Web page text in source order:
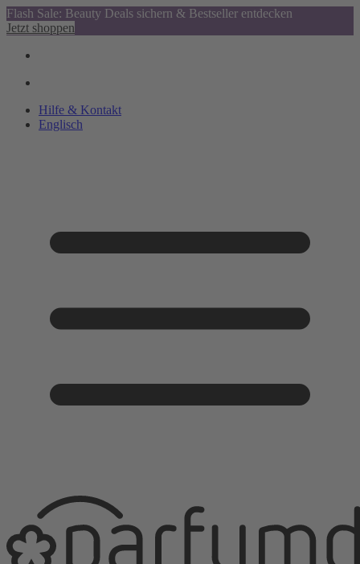
Flash Sale: Beauty Deals sichern & Bestseller entdecken
Jetzt shoppen
Hilfe & Kontakt
Englisch